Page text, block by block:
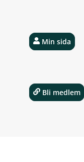
Min sida
Bli medlem